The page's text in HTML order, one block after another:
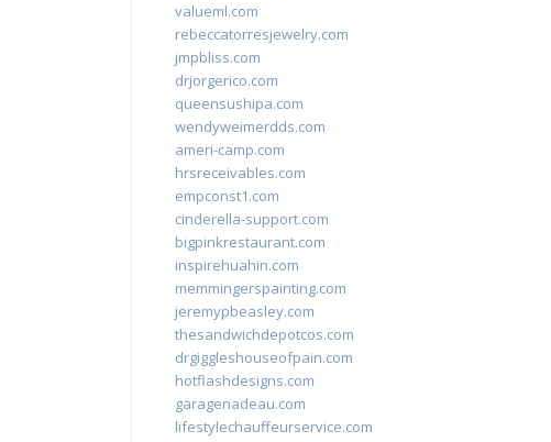
valueml.com
rebeccatorresjewelry.com
jmpbliss.com
drjorgerico.com
queensushipa.com
wendyweimerdds.com
ameri-camp.com
hrsreceivables.com
empconst1.com
cinderella-support.com
bigpinkrestaurant.com
inspirehuahin.com
memmingerspainting.com
jeremypbeasley.com
thesandwichdepotcos.com
drgiggleshouseofpain.com
hotflashdesigns.com
garagenadeau.com
lifestylechauffeurservice.com